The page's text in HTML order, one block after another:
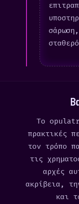
Το
πρακτικές
τον τρόπο
τις
αρχές
ακρίβεια,
και